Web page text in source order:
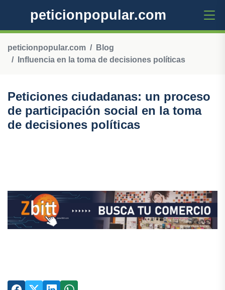
peticionpopular.com
peticionpopular.com
Blog
Influencia en la toma de decisiones políticas
Peticiones ciudadanas: un proceso
de participación social en la toma
de decisiones políticas